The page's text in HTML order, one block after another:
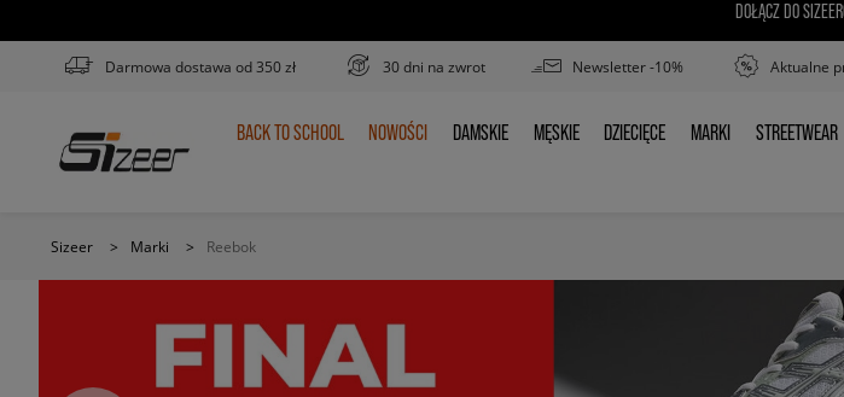
DOŁĄCZ DO
Darmowa dostawa od 350 zł 30 dni na zwrot Newsletter -10% Aktualne
BACK
BACK TO SCHOOL NOWOŚCI
NOWOŚCI DAMSKIE
DAMSKIE MĘSKIE
MĘSKIE DZIECIĘCE
DZIECIĘCE MARKI
MARKI STREETWEAR
Sizeer > Marki > Reebok